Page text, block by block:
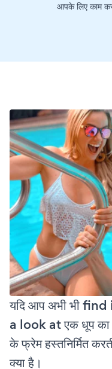
आपके लिए काम
यदि आप अभी भी
a look at एक धूप का
के फ्रेम हस्तनिर्मित
क्या है।